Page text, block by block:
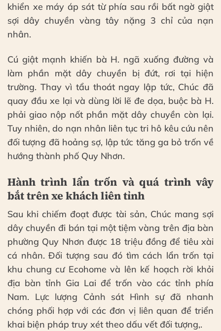
khiển xe máy áp sát từ phía sau rồi bất ngờ giật
sợi dây chuyền vàng tây nặng 3 chỉ của nạn
nhân.
Cú giật mạnh khiến bà H. ngã xuống đường và
làm phần mặt dây chuyền bị đứt, rơi tại hiện
trường. Thay vì tẩu thoát ngay lập tức, Chúc đã
quay đầu xe lại và dùng lời lẽ đe dọa, buộc bà H.
phải giao nộp nốt phần mặt dây chuyền còn lại.
Tuy nhiên, do nạn nhân liên tục tri hô kêu cứu nên
đối tượng đã hoảng sợ, lập tức tăng ga bỏ trốn về
hướng thành phố Quy Nhơn.
Hành trình lẩn trốn và quá trình vây
bắt trên xe khách liên tỉnh
Sau khi chiếm đoạt được tài sản, Chúc mang sợi
dây chuyền đi bán tại một tiệm vàng trên địa bàn
phường Quy Nhơn được 18 triệu đồng để tiêu xài
cá nhân. Đối tượng sau đó tìm cách lẩn trốn tại
khu chung cư Ecohome và lên kế hoạch rời khỏi
địa bàn tỉnh Gia Lai để trốn vào các tỉnh phía
Nam. Lực lượng Cảnh sát Hình sự đã nhanh
chóng phối hợp với các đơn vị liên quan để triển
khai biện pháp truy xét theo dấu vết đối tượng,.